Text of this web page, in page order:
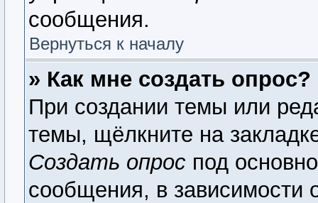
сообщения.
Вернуться к началу
» Как мне создать опрос?
При создании темы или
темы, щёлкните на
Создать опрос под
сообщения, в зависимости